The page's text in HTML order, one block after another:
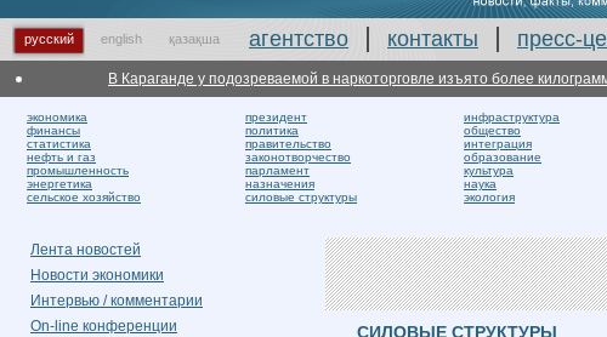
русский english қазақша агентство контакты пресс-
В Караганде у подозреваемой в наркоторговле изъято более килограмма
экономика
финансы
статистика
нефть и газ
промышленность
энергетика
сельское хозяйство
президент
политика
правительство
законотворчество
парламент
назначения
силовые структуры
инфраструктура
общество
интеграция
образование
культура
наука
экология
Лента новостей
Новости экономики
Интервью / комментарии
On-line конференции
СИЛОВЫЕ СТРУКТУРЫ